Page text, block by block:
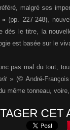
malgré ses
»(pp. 227-248),
dès le titre, la
est basée sur le
pas mal du tout,
» (© André-
même tonneau,
CET